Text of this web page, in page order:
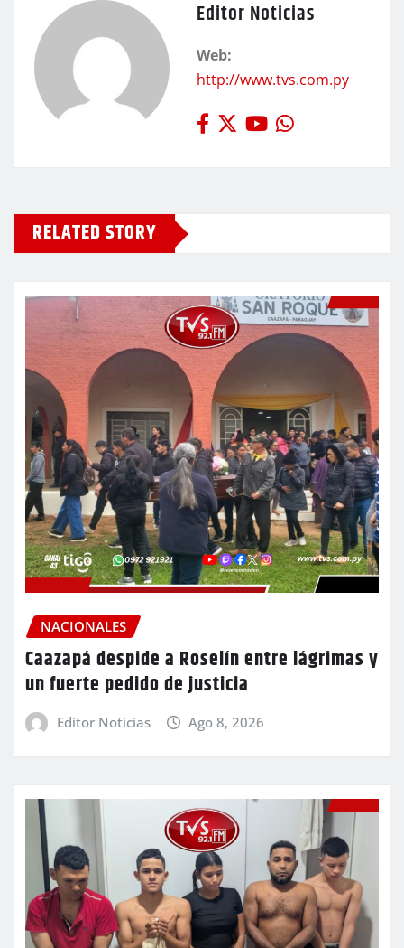
Editor Noticias
Web:
http://www.tvs.com.py
RELATED STORY
NACIONALES
Caazapá despide a Roselín entre lágrimas y
un fuerte pedido de justicia
Editor Noticias Ago 8, 2026